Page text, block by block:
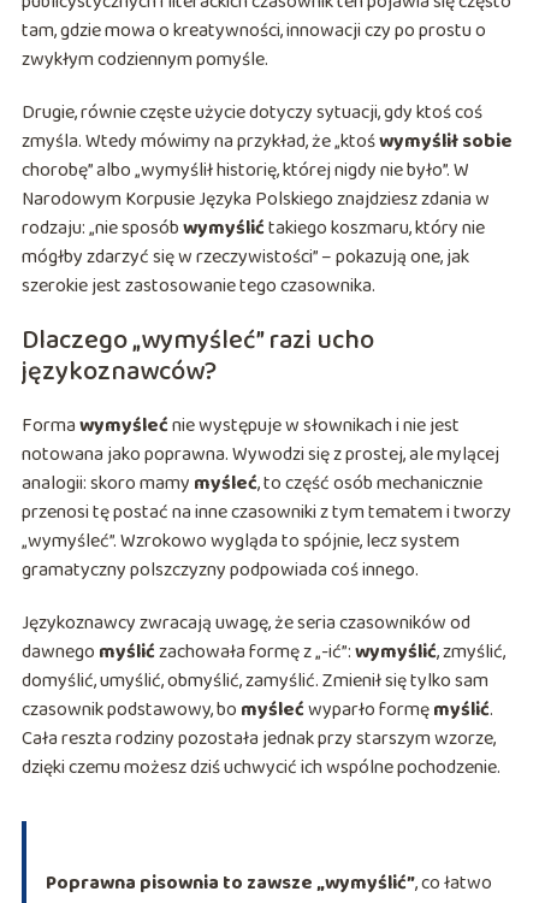
tam, gdzie mowa o kreatywności, innowacji czy po prostu o
zwykłym codziennym pomyśle.
Drugie, równie częste użycie dotyczy sytuacji, gdy ktoś coś
zmyśla. Wtedy mówimy na przykład, że „ktośwymyślił sobie
chorobę” albo „wymyślił historię, której nigdy nie było”. W
Narodowym Korpusie Języka Polskiego znajdziesz zdania w
rodzaju: „nie sposóbwymyślićtakiego koszmaru, który nie
mógłby zdarzyć się w rzeczywistości” – pokazują one, jak
szerokie jest zastosowanie tego czasownika.
Dlaczego „wymyśleć” razi ucho
językoznawców?
Formawymyślećnie występuje w słownikach i nie jest
notowana jako poprawna. Wywodzi się z prostej, ale mylącej
analogii: skoro mamy myśleć, to część osób mechanicznie
przenosi tę postać na inne czasowniki z tym tematem i tworzy
„wymyśleć”. Wzrokowo wygląda to spójnie, lecz system
gramatyczny polszczyzny podpowiada coś innego.
Językoznawcy zwracają uwagę, że seria czasowników od
dawnego myślićzachowała formę z „-ić”:wymyślić, zmyślić,
domyślić, umyślić, obmyślić, zamyślić. Zmienił się tylko sam
czasownik podstawowy, bo myślećwyparło formęmyślić.
Cała reszta rodziny pozostała jednak przy starszym wzorze,
dzięki czemu możesz dziś uchwycić ich wspólne pochodzenie.
Poprawna pisownia to zawsze „wymyślić”, co łatwo